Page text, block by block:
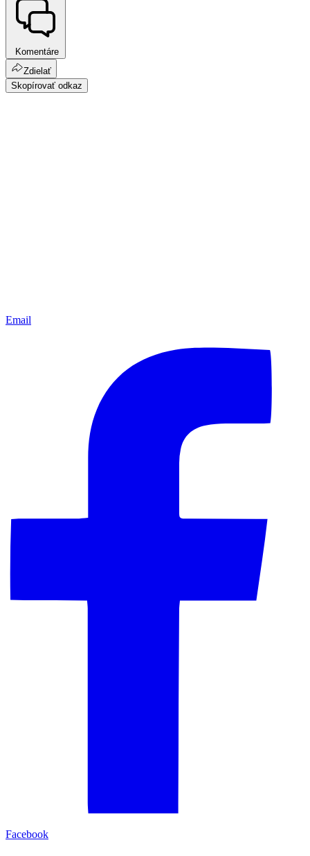
Komentáre
Zdielať
Skopírovať odkaz
Email
Facebook